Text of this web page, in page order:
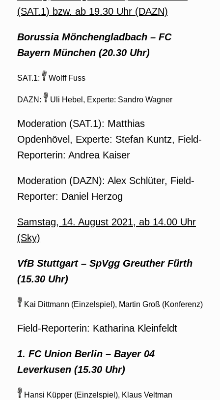
(SAT.1) bzw. ab 19.30 Uhr (DAZN)
Borussia Mönchengladbach – FC
Bayern München (20.30 Uhr)
SAT.1: Wolff Fuss
DAZN: Uli Hebel, Experte: Sandro Wagner
Moderation (SAT.1): Matthias
Opdenhövel, Experte: Stefan Kuntz, Field-
Reporterin: Andrea Kaiser
Moderation (DAZN): Alex Schlüter, Field-
Reporter: Daniel Herzog
Samstag, 14. August 2021, ab 14.00 Uhr
(Sky)
VfB Stuttgart – SpVgg Greuther Fürth
(15.30 Uhr)
Kai Dittmann (Einzelspiel), Martin Groß (Konferenz)
Field-Reporterin: Katharina Kleinfeldt
1. FC Union Berlin – Bayer 04
Leverkusen (15.30 Uhr)
Hansi Küpper (Einzelspiel), Klaus Veltman